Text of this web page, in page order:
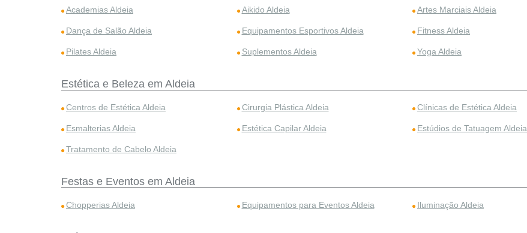
Academias Aldeia Aikido Aldeia Artes Marciais Aldeia
Dança de Salão Aldeia Equipamentos Esportivos Aldeia Fitness Aldeia
Pilates Aldeia Suplementos Aldeia Yoga Aldeia
Estética e Beleza em Aldeia
Centros de Estética Aldeia Cirurgia Plástica Aldeia Clínicas de Estética Aldeia
Esmalterias Aldeia Estética Capilar Aldeia Estúdios de Tatuagem Aldeia
Tratamento de Cabelo Aldeia
Festas e Eventos em Aldeia
Chopperias Aldeia Equipamentos para Eventos Aldeia Iluminação Aldeia